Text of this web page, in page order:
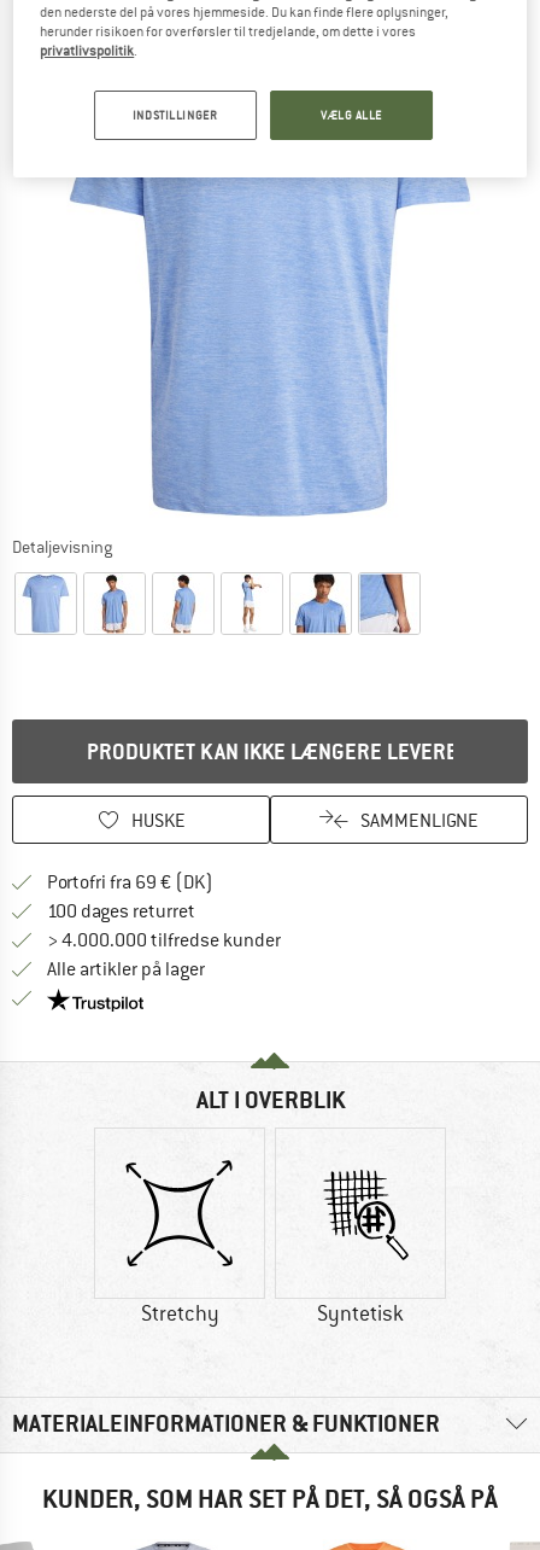
Detaljevisning
PRODUKTET KAN IKKE LÆNGERE LEVERES
HUSKE SAMMENLIGNE
Portofri fra 69 € (DK)
100 dages returret
> 4.000.000 tilfredse kunder
Alle artikler på lager
Vi er Trustpilot-certificeret - oplysningerne får du
ALT I OVERBLIK
Stretchy Syntetisk
MATERIALEINFORMATIONER & FUNKTIONER
KUNDER, SOM HAR SET PÅ DET, SÅ OGSÅ PÅ
den nederste del på vores hjemmeside. Du kan finde flere oplysninger,
herunder risikoen for overførsler til tredjelande, om dette i vores
privatlivspolitik
INDSTILLINGER VÆLG ALLE